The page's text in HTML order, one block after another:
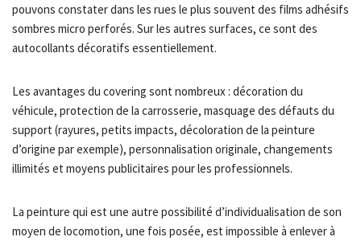
pouvons constater dans les rues le plus souvent des films adhésifs
sombres micro perforés. Sur les autres surfaces, ce sont des
autocollants décoratifs essentiellement.
Les avantages du covering sont nombreux : décoration du
véhicule, protection de la carrosserie, masquage des défauts du
support (rayures, petits impacts, décoloration de la peinture
d’origine par exemple), personnalisation originale, changements
illimités et moyens publicitaires pour les professionnels.
La peinture qui est une autre possibilité d’individualisation de son
moyen de locomotion, une fois posée, est impossible à enlever à